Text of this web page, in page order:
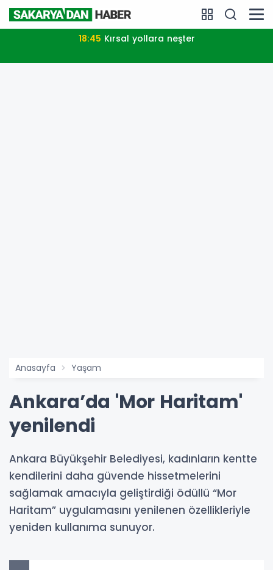
18:45 Kırsal yollara neşter
Anasayfa Yaşam
Ankara’da 'Mor Haritam'
yenilendi
Ankara Büyükşehir Belediyesi, kadınların kentte
kendilerini daha güvende hissetmelerini
sağlamak amacıyla geliştirdiği ödüllü “Mor
Haritam” uygulamasını yenilenen özellikleriyle
yeniden kullanıma sunuyor.